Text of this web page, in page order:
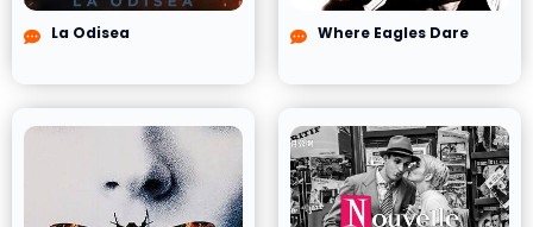
La Odisea Where Eagles Dare